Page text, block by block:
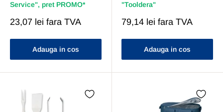
Service", pret PROMO*
Pret
23,07 lei fara TVA
Adauga in cos
"Tooldera"
Pret
79,14 lei fara TVA
Adauga in cos